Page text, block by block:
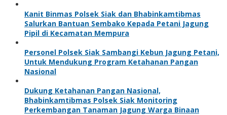
Kanit Binmas Polsek Siak dan Bhabinkamtibmas
Salurkan Bantuan Sembako Kepada Petani Jagung
Pipil di Kecamatan Mempura
Personel Polsek Siak Sambangi Kebun Jagung Petani,
Untuk Mendukung Program Ketahanan Pangan
Nasional
Dukung Ketahanan Pangan Nasional,
Bhabinkamtibmas Polsek Siak Monitoring
Perkembangan Tanaman Jagung Warga Binaan